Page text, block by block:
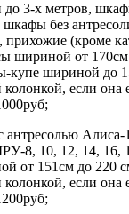
3-х метров,
без
(кроме
шириной от
купе шириной до
колонкой, если
Алиса-
8, 10, 12, 14, 16,
от 151см до 220
колонкой, если